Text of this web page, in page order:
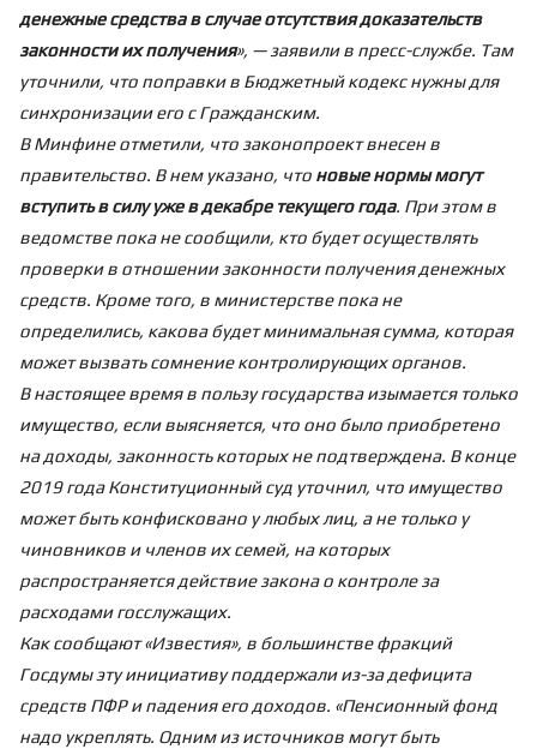
денежные средства в случае отсутствия доказательств
законности их получения», — заявили в пресс-службе. Там
уточнили, что поправки в Бюджетный кодекс нужны для
синхронизации его с Гражданским.
В Минфине отметили, что законопроект внесен в
правительство. В нем указано, что новые нормы могут
вступить в силу уже в декабре текущего года. При этом в
ведомстве пока не сообщили, кто будет осуществлять
проверки в отношении законности получения денежных
средств. Кроме того, в министерстве пока не
определились, какова будет минимальная сумма, которая
может вызвать сомнение контролирующих органов.
В настоящее время в пользу государства изымается только
имущество, если выясняется, что оно было приобретено
на доходы, законность которых не подтверждена. В конце
2019 года Конституционный суд уточнил, что имущество
может быть конфисковано у любых лиц, а не только у
чиновников и членов их семей, на которых
распространяется действие закона о контроле за
расходами госслужащих.
Как сообщают «Известия», в большинстве фракций
Госдумы эту инициативу поддержали из-за дефицита
средств ПФР и падения его доходов. «Пенсионный фонд
надо укреплять. Одним из источников могут быть